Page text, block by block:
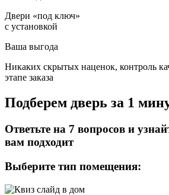
Двери «под ключ»
с установкой
Ваша выгода
Никаких скрытых наценок, контроль
этапе заказа
Подберем дверь за 1
Ответьте на 7 вопросов и
вам подходит
Выберите тип помещения: